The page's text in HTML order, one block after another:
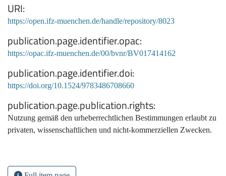
URI
https://open.ifz-muenchen.de/handle/repository/8023
publication.page.identifier.opac
https://opac.ifz-muenchen.de/00/bvnr/BV017414162
publication.page.identifier.doi
https://doi.org/10.1524/9783486708660
publication.page.publication.rights
Nutzung gemäß den urheberrechtlichen Bestimmungen erlaubt zu
privaten, wissenschaftlichen und nicht-kommerziellen Zwecken.